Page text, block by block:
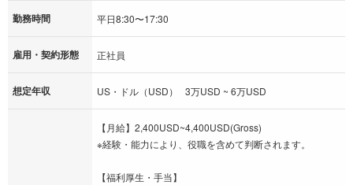
勤務時間 平日8:30〜17:30
雇用・契約形態 正社員
想定年収 US・ドル（USD） 3万USD ~ 6万USD
【月給】2,400USD~4,400USD(Gross)
※経験・能力により、役職を含めて判断されます。
【福利厚生・手当】